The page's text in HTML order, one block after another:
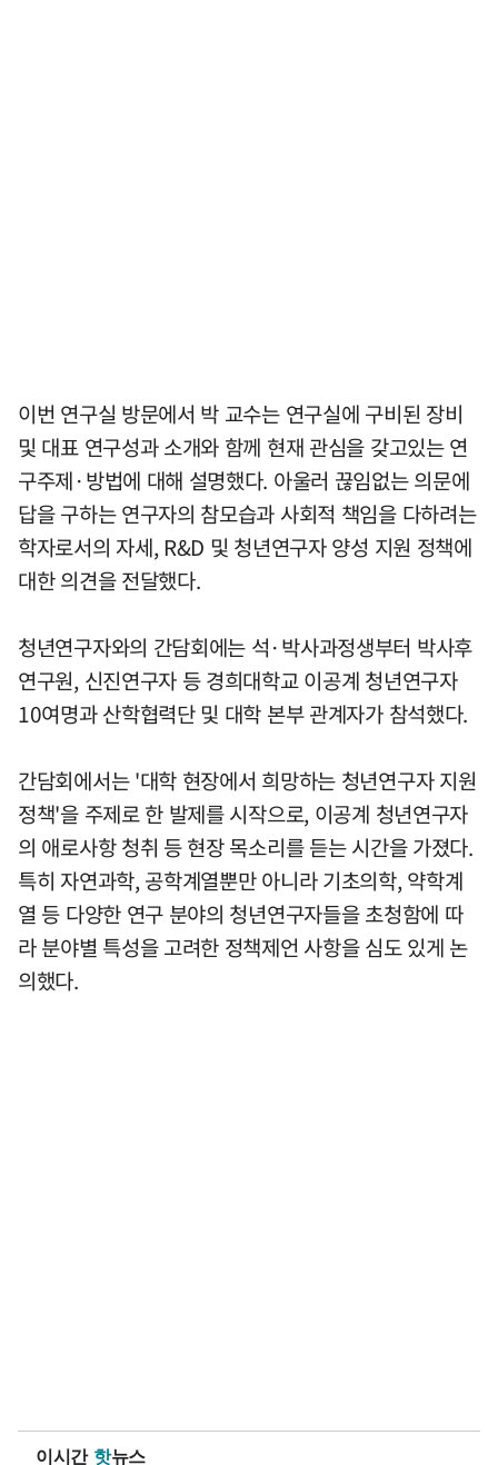
이번 연구실 방문에서 박 교수는 연구실에 구비된 장비
및 대표 연구성과 소개와 함께 현재 관심을 갖고있는 연
구주제·방법에 대해 설명했다. 아울러 끊임없는 의문에
답을 구하는 연구자의 참모습과 사회적 책임을 다하려는
학자로서의 자세, R&D 및 청년연구자 양성 지원 정책에
대한 의견을 전달했다.
청년연구자와의 간담회에는 석·박사과정생부터 박사후
연구원, 신진연구자 등 경희대학교 이공계 청년연구자
10여명과 산학협력단 및 대학 본부 관계자가 참석했다.
간담회에서는 '대학 현장에서 희망하는 청년연구자 지원
정책'을 주제로 한 발제를 시작으로, 이공계 청년연구자
의 애로사항 청취 등 현장 목소리를 듣는 시간을 가졌다.
특히 자연과학, 공학계열뿐만 아니라 기초의학, 약학계
열 등 다양한 연구 분야의 청년연구자들을 초청함에 따
라 분야별 특성을 고려한 정책제언 사항을 심도 있게 논
의했다.
이시간 핫뉴스